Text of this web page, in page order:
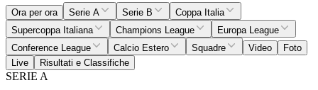
Ora per ora Serie A Serie B
Coppa Italia
Supercoppa Italiana
Champions League
Europa League
Conference League
Calcio Estero Squadre Video
Foto
Live
Risultati e Classifiche
SERIE A